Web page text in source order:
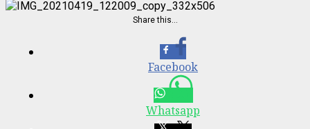
Share this…
Facebook
Whatsapp